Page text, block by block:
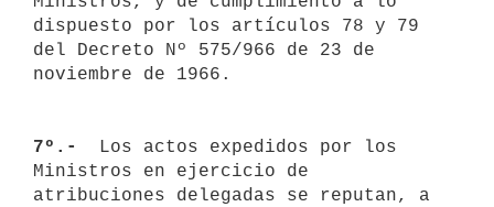
dispuesto por los artículos 78 y 79
del Decreto Nº 575/966 de 23 de
noviembre de 1966.
7º.-
Los actos expedidos por los
Ministros en ejercicio de
atribuciones delegadas se reputan, a